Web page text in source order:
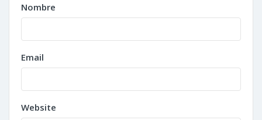
Nombre
Email
Website